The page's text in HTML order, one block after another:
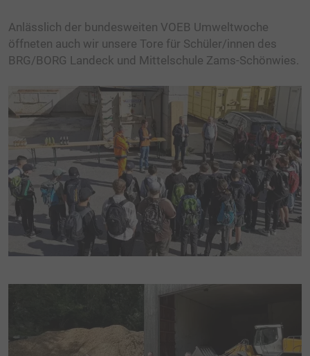
Anlässlich der bundesweiten VOEB Umweltwoche
öffneten auch wir unsere Tore für Schüler/innen des
BRG/BORG Landeck und Mittelschule Zams-Schönwies.